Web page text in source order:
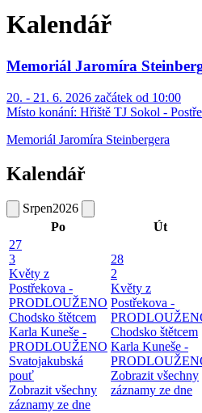
Kalendář
Memoriál Jaromíra
20. - 21. 6. 2026 začátek od 10:00
Místo konání: Hřiště TJ Sokol -
Memoriál Jaromíra Steinbergera
Kalendář
Srpen2026
Po
Út
27
3
Květy z
Postřekova -
PRODLOUŽENO
Chodsko štětcem
Karla Kuneše -
PRODLOUŽENO
Svatojakubská
pouť
Zobrazit všechny
záznamy ze dne
28
2
Květy z
Postřekova -
Chodsko štětcem
Karla Kuneše -
Zobrazit všechny
záznamy ze dne